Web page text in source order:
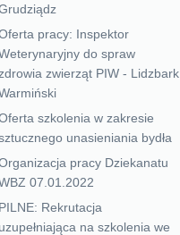
pracy: Inspektor
do spraw
zwierząt PIW - Lidzbark
szkolenia w zakresie
unasieniania bydła
pracy Dziekanatu
07.01.2022
PILNE: Rekrutacja
uzupełniająca na szkolenia we